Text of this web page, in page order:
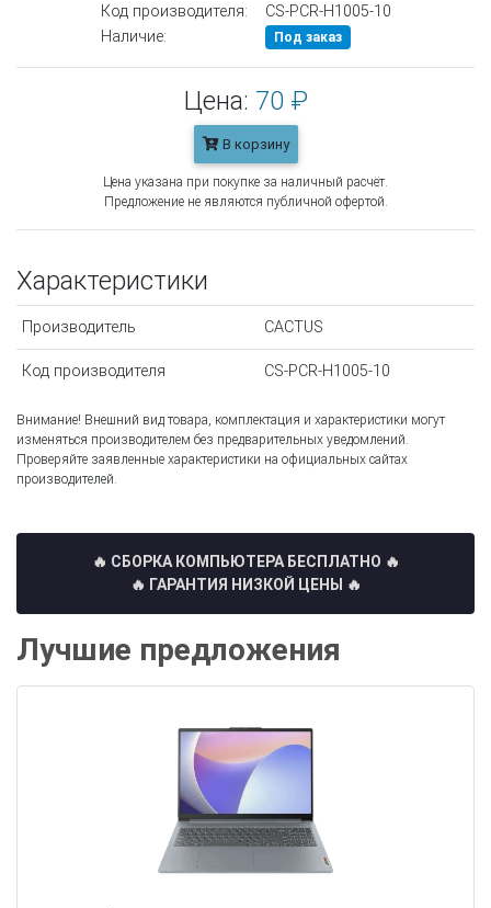
Код производителя:
CS-PCR-H1005-10
Наличие:
Под заказ
Цена: 70 ₽
В корзину
Цена указана при покупке за наличный расчёт.
Предложение не являются публичной офертой.
Характеристики
Производитель CACTUS
Код производителя CS-PCR-H1005-10
Внимание! Внешний вид товара, комплектация и характеристики могут
изменяться производителем без предварительных уведомлений.
Проверяйте заявленные характеристики на официальных сайтах
производителей.
🔥 СБОРКА КОМПЬЮТЕРА БЕСПЛАТНО 🔥
🔥 ГАРАНТИЯ НИЗКОЙ ЦЕНЫ 🔥
Лучшие предложения